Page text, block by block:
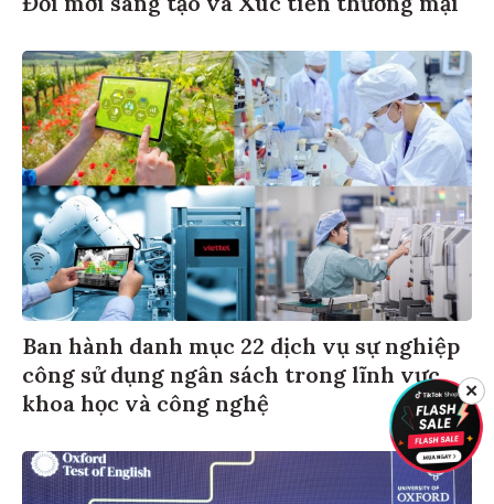
Ban hành danh mục 22 dịch vụ sự nghiệp
công sử dụng ngân sách trong lĩnh vực
khoa học và công nghệ
✕